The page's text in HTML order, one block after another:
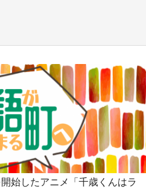
始したアニメ「千歳くんはラ